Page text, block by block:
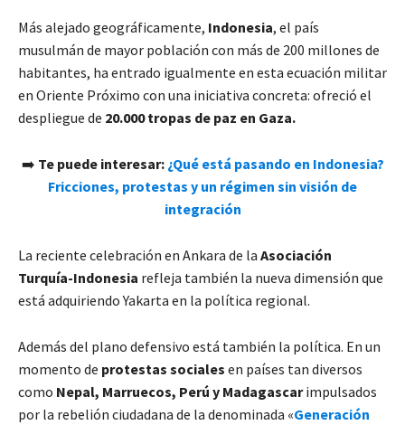
Más alejado geográficamente, Indonesia, el país
musulmán de mayor población con más de 200 millones de
habitantes, ha entrado igualmente en esta ecuación militar
en Oriente Próximo con una iniciativa concreta: ofreció el
despliegue de 20.000 tropas de paz en Gaza.
➡️ Te puede interesar: ¿Qué está pasando en Indonesia?
Fricciones, protestas y un régimen sin visión de
integración
La reciente celebración en Ankara de la Asociación
Turquía-Indonesia refleja también la nueva dimensión que
está adquiriendo Yakarta en la política regional.
Además del plano defensivo está también la política. En un
momento de protestas sociales en países tan diversos
como Nepal, Marruecos, Perú y Madagascarimpulsados
por la rebelión ciudadana de la denominada «Generación